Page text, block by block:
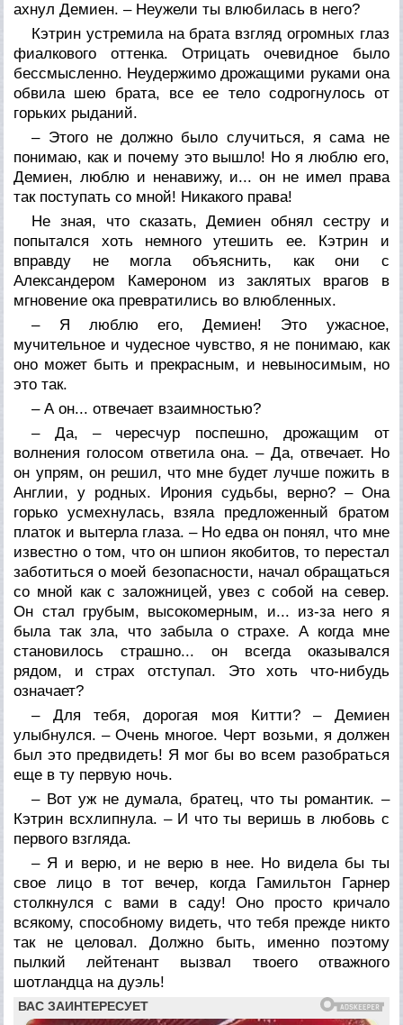
ахнул Демиен. – Неужели ты влюбилась в него?
Кэтрин устремила на брата взгляд огромных глаз
фиалкового оттенка. Отрицать очевидное было
бессмысленно. Неудержимо дрожащими руками она
обвила шею брата, все ее тело содрогнулось от
горьких рыданий.
– Этого не должно было случиться, я сама не
понимаю, как и почему это вышло! Но я люблю его,
Демиен, люблю и ненавижу, и... он не имел права
так поступать со мной! Никакого права!
Не зная, что сказать, Демиен обнял сестру и
попытался хоть немного утешить ее. Кэтрин и
вправду не могла объяснить, как они с
Александером Камероном из заклятых врагов в
мгновение ока превратились во влюбленных.
– Я люблю его, Демиен! Это ужасное,
мучительное и чудесное чувство, я не понимаю, как
оно может быть и прекрасным, и невыносимым, но
это так.
– А он... отвечает взаимностью?
– Да, – чересчур поспешно, дрожащим от
волнения голосом ответила она. – Да, отвечает. Но
он упрям, он решил, что мне будет лучше пожить в
Англии, у родных. Ирония судьбы, верно? – Она
горько усмехнулась, взяла предложенный братом
платок и вытерла глаза. – Но едва он понял, что мне
известно о том, что он шпион якобитов, то перестал
заботиться о моей безопасности, начал обращаться
со мной как с заложницей, увез с собой на север.
Он стал грубым, высокомерным, и... из-за него я
была так зла, что забыла о страхе. А когда мне
становилось страшно... он всегда оказывался
рядом, и страх отступал. Это хоть что-нибудь
означает?
– Для тебя, дорогая моя Китти? – Демиен
улыбнулся. – Очень многое. Черт возьми, я должен
был это предвидеть! Я мог бы во всем разобраться
еще в ту первую ночь.
– Вот уж не думала, братец, что ты романтик. –
Кэтрин всхлипнула. – И что ты веришь в любовь с
первого взгляда.
– Я и верю, и не верю в нее. Но видела бы ты
свое лицо в тот вечер, когда Гамильтон Гарнер
столкнулся с вами в саду! Оно просто кричало
всякому, способному видеть, что тебя прежде никто
так не целовал. Должно быть, именно поэтому
пылкий лейтенант вызвал твоего отважного
шотландца на дуэль!